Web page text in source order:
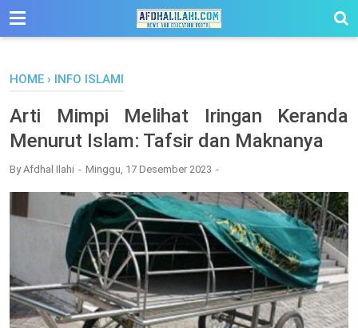
-->
HOME › INFO ISLAMI
Arti Mimpi Melihat Iringan Keranda
Menurut Islam: Tafsir dan Maknanya
ByAfdhal Ilahi Minggu, 17 Desember 2023